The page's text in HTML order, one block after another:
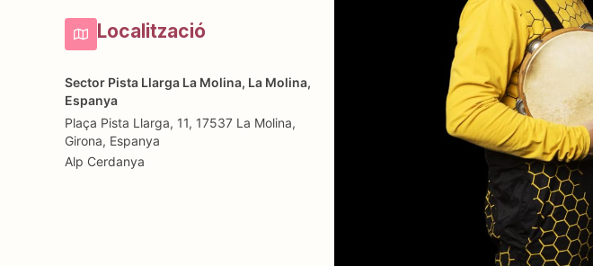
Localització
Sector Pista Llarga La Molina, La Molina,
Espanya
Plaça Pista Llarga, 11, 17537 La Molina,
Girona, Espanya
Alp Cerdanya